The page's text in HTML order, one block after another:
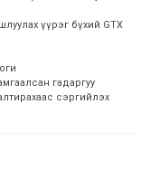
үүрэг бүхий GTX
гадаргуу
сэргийлэх